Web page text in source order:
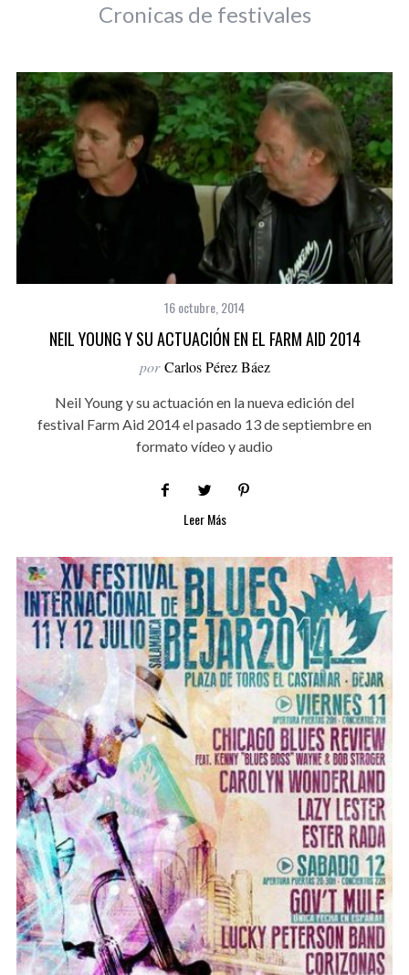
Cronicas de festivales
16 octubre, 2014
NEIL YOUNG Y SU ACTUACIÓN EN EL FARM AID 2014
por Carlos Pérez Báez
Neil Young y su actuación en la nueva edición del
festival Farm Aid 2014 el pasado 13 de septiembre en
formato vídeo y audio
Leer Más